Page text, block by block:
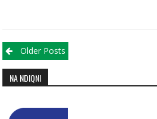
Posts navigation
Older Posts
NA NDIQNI